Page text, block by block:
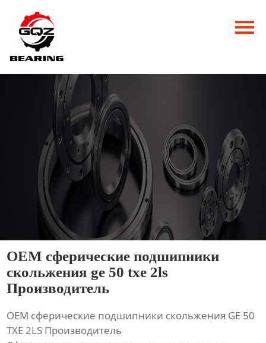
Главная
Продукция
Новости
Контакты
OEM сферические подшипники
скольжения ge 50 txe 2ls
Производитель
OEM сферические подшипники скольжения GE 50
TXE 2LS Производитель